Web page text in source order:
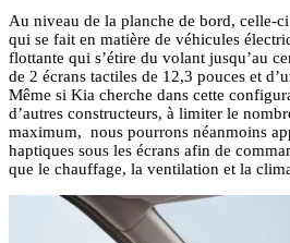
Au niveau de la planche de bord, celle-
qui se fait en matière de véhicules
flottante qui s’étire du volant jusqu’au
de 2 écrans tactiles de 12,3 pouces et
Même si Kia cherche dans cette
d’autres constructeurs, à limiter le
maximum, nous pourrons néanmoins
haptiques sous les écrans afin de
que le chauffage, la ventilation et la